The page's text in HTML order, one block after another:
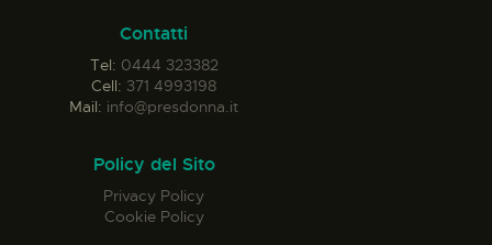
Contatti
Tel: 0444 323382
Cell: 371 4993198
Mail: info@presdonna.it
Policy del Sito
Privacy Policy
Cookie Policy